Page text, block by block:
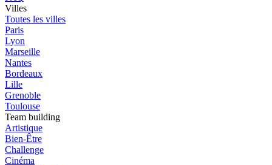
Villes
Toutes les villes
Paris
Lyon
Marseille
Nantes
Bordeaux
Lille
Grenoble
Toulouse
Team building
Artistique
Bien-Être
Challenge
Cinéma